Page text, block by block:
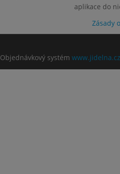
aplikace do
Zásady
Objednávkový systém www.jidelna.cz